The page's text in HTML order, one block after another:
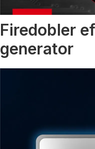
Firedobler
generator